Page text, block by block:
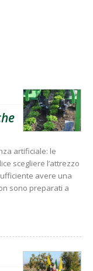
artificiale: le
scegliere l’attrezzo
avere una
sono preparati a